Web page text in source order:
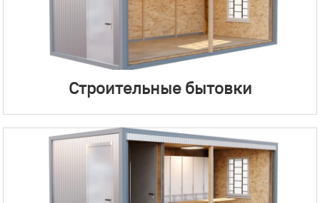
Строительные бытовки